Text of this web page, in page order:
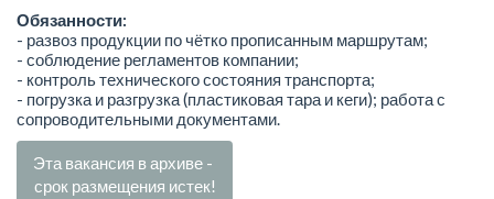
Обязанности:
- развоз продукции по чётко прописанным маршрутам;
- соблюдение регламентов компании;
- контроль технического состояния транспорта;
- погрузка и разгрузка (пластиковая тара и кеги); работа с
сопроводительными документами.
Эта вакансия в архиве -
срок размещения истек!